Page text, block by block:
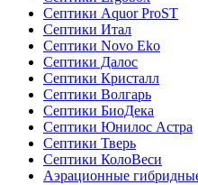
Септики Aquor ProST
Септики Итал
Септики Novo Eko
Септики Далос
Септики Кристалл
Септики Волгарь
Септики БиоДека
Септики Юнилос Астра
Септики Тверь
Септики КолоВеси
Аэрационные